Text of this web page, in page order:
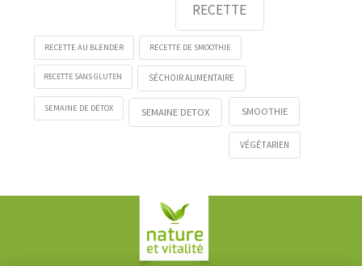
RECETTE
RECETTE AU BLENDER RECETTE DE SMOOTHIE
RECETTE SANS GLUTEN SÉCHOIR ALIMENTAIRE
SEMAINE DE DÉTOX SEMAINE DETOX SMOOTHIE
VÉGÉTARIEN